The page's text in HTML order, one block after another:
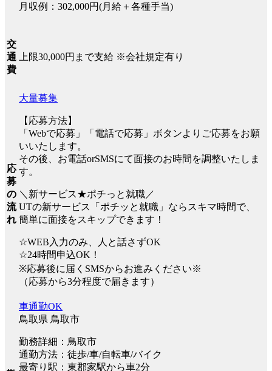
月収例：302,000円(月給＋各種手当)
交
通
費
上限30,000円まで支給 ※会社規定有り
応
募
の
流
れ
大量募集
【応募方法】
「Webで応募」「電話で応募」ボタンよりご応募をお願
いいたします。
その後、お電話orSMSにて面接のお時間を調整いたしま
す。
＼新サービス★ポチっと就職／
UTの新サービス「ポチッと就職」ならスキマ時間で、
簡単に面接をスキップできます！
☆WEB入力のみ、人と話さずOK
☆24時間申込OK！
※応募後に届くSMSからお進みください※
（応募から3分程度で届きます）
車通勤OK
鳥取県 鳥取市
勤務詳細：鳥取市
通勤方法：徒歩/車/自転車/バイク
最寄り駅：東郡家駅から車2分